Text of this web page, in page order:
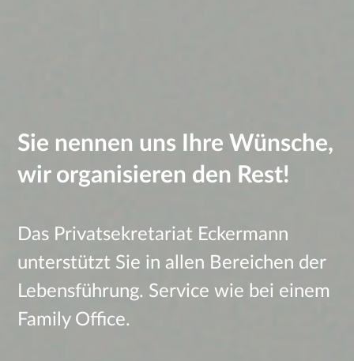
Sie nennen uns Ihre Wünsche,
wir organisieren den Rest!
Das Privatsekretariat Eckermann
unterstützt Sie in allen Bereichen der
Lebensführung. Service wie bei einem
Family Office.